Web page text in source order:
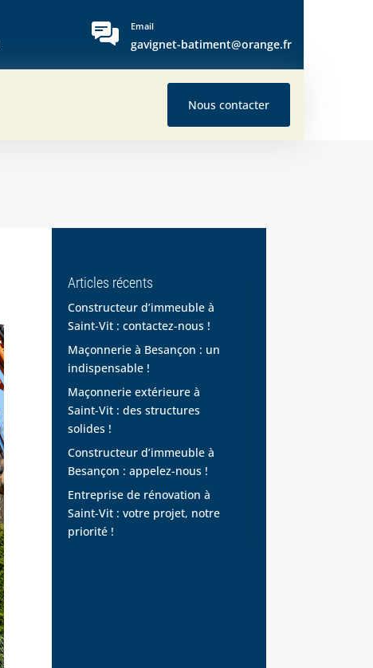
Email
gavignet-batiment@orange.fr
Nous contacter
Articles récents
Constructeur d’immeuble à
Saint-Vit : contactez-nous !
Maçonnerie à Besançon : un
indispensable !
Maçonnerie extérieure à
Saint-Vit : des structures
solides !
Constructeur d’immeuble à
Besançon : appelez-nous !
Entreprise de rénovation à
Saint-Vit : votre projet, notre
priorité !